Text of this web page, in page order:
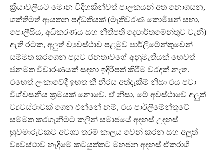
ක්‍රියාවලියට මොන විදිහකින්වත් පාලකයන් අත නොගසන,
ශක්තිමත් ආයතන පද්ධතියක් (මැතිවරණ කොමිෂන් සභා,
පොලීසිය, අධිකරණය සහ නීතිපති දෙපාර්තමේන්තුව වැනි)
ඇති රටක, අලුත් ව්‍යවස්ථාව පළමුව පාර්ලිමේන්තුවෙන්
සම්මත කරගෙන පසුව ජනතාවගේ අනුමැතියක් හෙවත්
ජනමත විචාරණයක් සඳහා ඉදිරිපත් කිරීම වරදක් නැත.
එහෙත් ලංකාවේදී ඉහත කී නීරස අත්දැකීම් නිසා එය පවා
විශ්වසනීය ක්‍රමයක් නොවේ. ඒ නිසා, මේ අවස්ථාවේ අලුත්
ව්‍යවස්ථාවක් ගෙන එන්නේ නම්, එය පාර්ලිමේන්තුවේ
සම්මත කරගැනීමට කලින් සමාජයේ අදහස් උදහස්
හුවමාරුවකට අවශ්‍ය තරම් කාලය වෙන් කරන සහ අලුත්
ව්‍යවස්ථාව හැදීමේ කටයුත්තට මහජන අදහස් ඒකරාශී